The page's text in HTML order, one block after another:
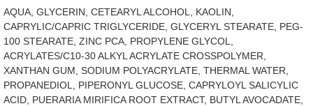
AQUA, GLYCERIN, CETEARYL ALCOHOL, KAOLIN,
CAPRYLIC/CAPRIC TRIGLYCERIDE, GLYCERYL STEARATE, PEG-
100 STEARATE, ZINC PCA, PROPYLENE GLYCOL,
ACRYLATES/C10-30 ALKYL ACRYLATE CROSSPOLYMER,
XANTHAN GUM, SODIUM POLYACRYLATE, THERMAL WATER,
PROPANEDIOL, PIPERONYL GLUCOSE, CAPRYLOYL SALICYLIC
ACID, PUERARIA MIRIFICA ROOT EXTRACT, BUTYL AVOCADATE,